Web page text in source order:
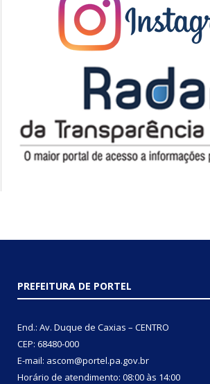
PREFEITURA DE PORTEL
End.: Av. Duque de Caxias – CENTRO
CEP: 68480-000
E-mail: ascom@portel.pa.gov.br
Horário de atendimento: 08:00 às 14:00